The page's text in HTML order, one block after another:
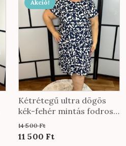
Akció!
Kétrétegű ultra dögös
kék-fehér mintás fodros
ruha
14 500Ft
Original
11 500 FtCurrent
terméknek
variációja
van.
változatok
a
termékoldalon
választhatók
ki